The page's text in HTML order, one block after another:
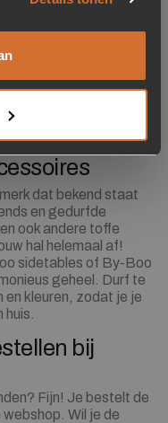
formaat kapstok zodat
hoeden en sjaals
Geen enkel
in kleine formaten.
warme badjas
dat bekend staat
en gedurfde
ook andere toffe
hal helemaal af!
sidetables of By-Boo
geheel. Durf te
en kleuren, zodat je je
bij
Fijn! Je bestelt de
Wil je de